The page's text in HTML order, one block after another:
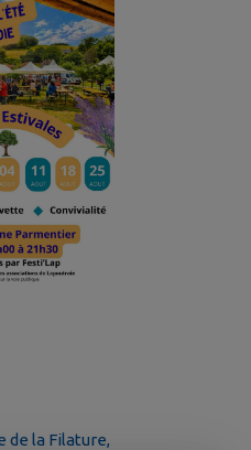
de la Filature,